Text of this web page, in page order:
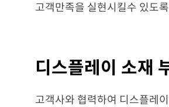
고객만족을 실현시킬수 있도
디스플레이 소재
고객사와 협력하여 디스플레